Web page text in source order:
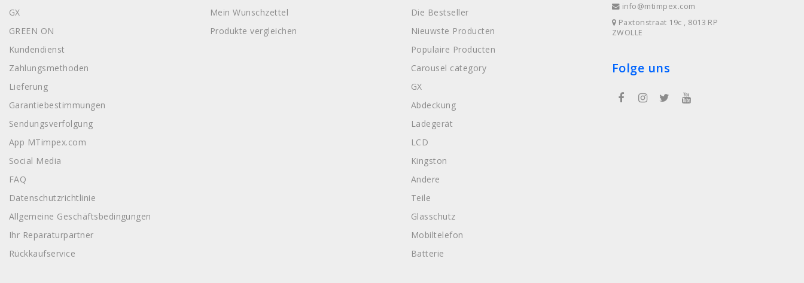
GX
GREEN ON
Kundendienst
Zahlungsmethoden
Lieferung
Garantiebestimmungen
Sendungsverfolgung
App MTimpex.com
Social Media
FAQ
Datenschutzrichtlinie
Allgemeine Geschäftsbedingungen
Ihr Reparaturpartner
Rückkaufservice
Mein Wunschzettel
Produkte vergleichen
Die Bestseller
Nieuwste Producten
Populaire Producten
Carousel category
GX
Abdeckung
Ladegerät
LCD
Kingston
Andere
Teile
Glasschutz
Mobiltelefon
Batterie
info@mtimpex.com
Paxtonstraat 19c , 8013 RP
ZWOLLE
Folge uns